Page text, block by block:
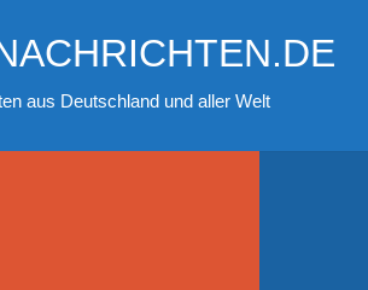
aus Deutschland und aller Welt